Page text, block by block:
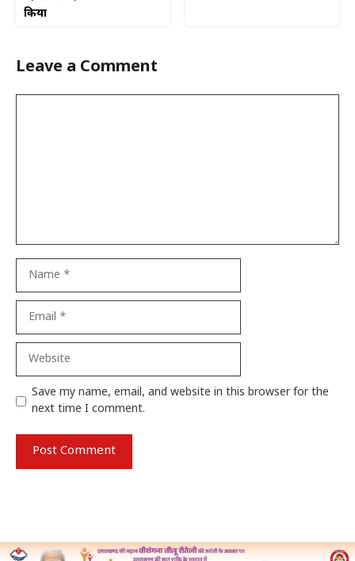
किया
Leave a Comment
Website
Save my name, email, and website in this browser for the
next time I comment.